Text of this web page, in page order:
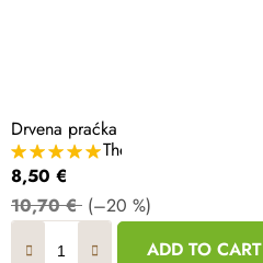
Drvena praćka
The
rating
is
5,0
8,50 €
10,70 € (–20 %)
ADD TO CART